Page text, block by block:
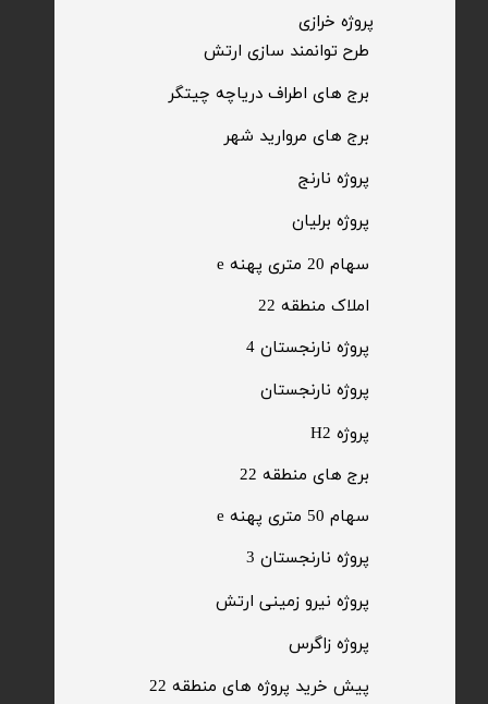
​طرح توانمند سازی ارتش
سهام 20 متری پهنه e​​​​​​​
​سهام 50 متری پهنه e
​املاک منطقه 22
برج های منطقه 22
پیش خرید پروژه های منطقه 22
​پروژه خرازی
پروژه برلیان
پروژه H2
​پروژه زاگرس
​پروژه نارنج
​پروژه نارنجستان
​پروژه نیرو زمینی ارتش
​برج های اطراف دریاچه چیتگر
​برج های مروارید شهر
پروژه نارنجستان 4
​پروژه نارنجستان 3